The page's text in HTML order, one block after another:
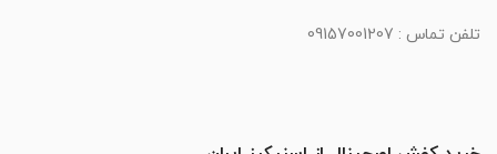
تلفن تماس : 09157001207